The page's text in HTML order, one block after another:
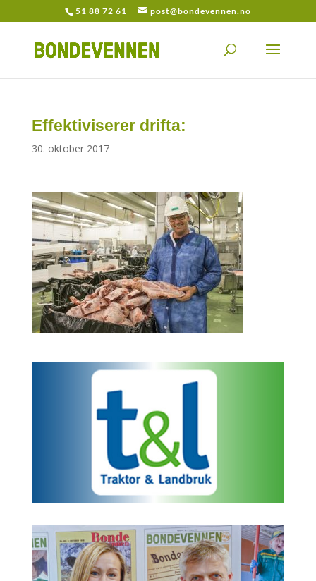
51 88 72 61 post@bondevennen.no
Effektiviserer drifta:
30. oktober 2017